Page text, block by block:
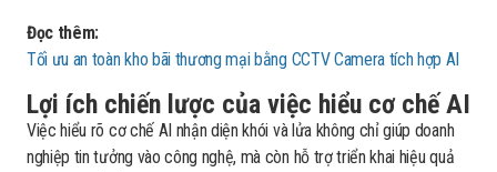
Đọc thêm:
Tối ưu an toàn kho bãi thương mại bằng CCTV Camera tích hợp AI
Lợi ích chiến lược của việc hiểu cơ chế AI
Việc hiểu rõ cơ chế AI nhận diện khói và lửa không chỉ giúp doanh
nghiệp tin tưởng vào công nghệ, mà còn hỗ trợ triển khai hiệu quả